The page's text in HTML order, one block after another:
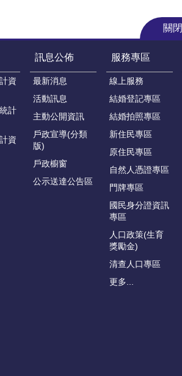
關閉
資
計
資
訊息公佈
最新消息
活動訊息
主動公開資訊
戶政宣導(分類
版)
戶政櫥窗
公示送達公告區
服務專區
線上服務
結婚登記專區
結婚拍照專區
新住民專區
原住民專區
自然人憑證專區
門牌專區
國民身分證資訊
專區
人口政策(生育
獎勵金)
清查人口專區
更多...